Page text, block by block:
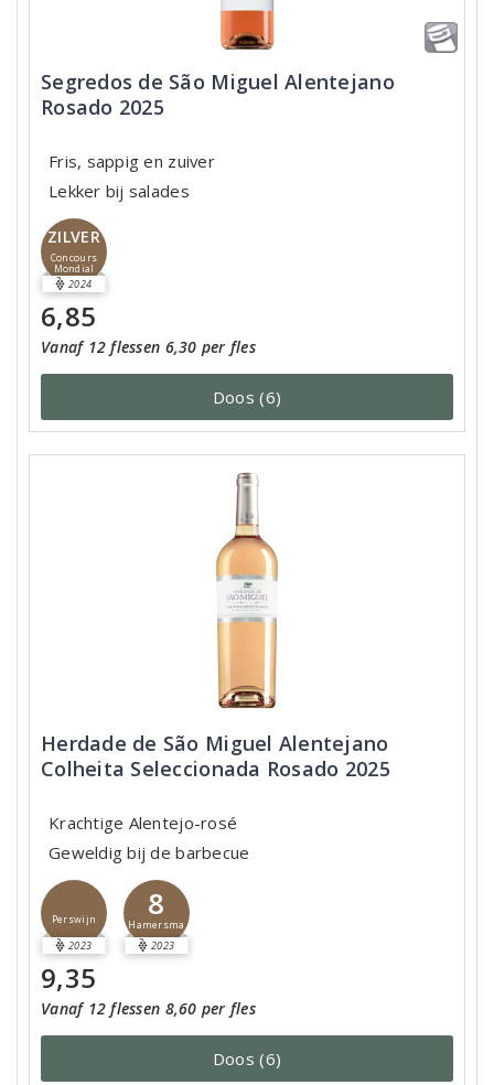
Segredos de São Miguel Alentejano
Rosado 2025
Fris, sappig en zuiver
Lekker bij salades
ZILVER
Concours
Mondial
2024
6,85
Vanaf 12 flessen 6,30 per fles
Doos (6)
Herdade de São Miguel Alentejano
Colheita Seleccionada Rosado 2025
Krachtige Alentejo-rosé
Geweldig bij de barbecue
Perswijn
2023
8
Hamersma
2023
9,35
Vanaf 12 flessen 8,60 per fles
Doos (6)